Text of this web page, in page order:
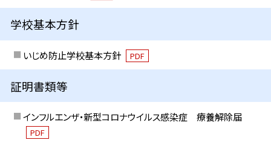
学校基本方針
いじめ防止学校基本方針 PDF
証明書類等
インフルエンザ・新型コロナウイルス感染症 療養解除届
PDF